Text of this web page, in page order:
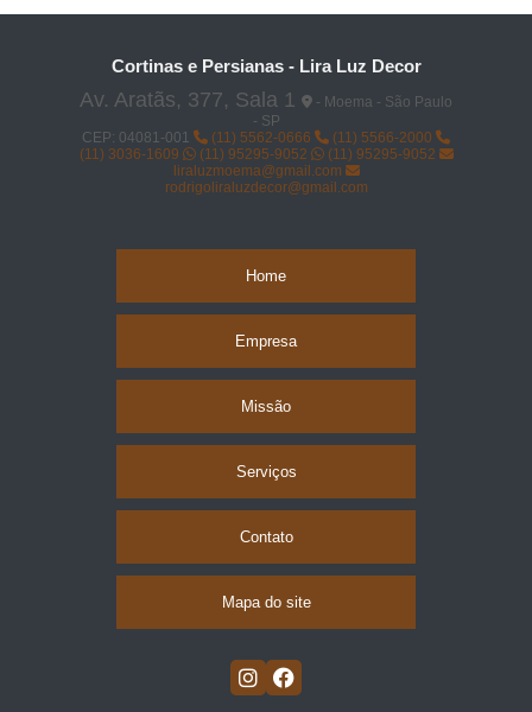
Cortinas e Persianas - Lira Luz Decor
Av. Aratãs, 377, Sala 1
- Moema - São Paulo
- SP
CEP: 04081-001
(11) 5562-0666
(11) 5566-2000
(11) 3036-1609
(11) 95295-9052
(11) 95295-9052
liraluzmoema@gmail.com
rodrigoliraluzdecor@gmail.com
Home
Empresa
Missão
Serviços
Contato
Mapa do site